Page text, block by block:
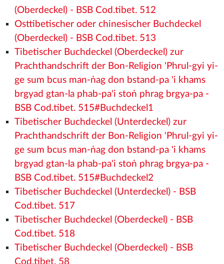
(Oberdeckel) - BSB Cod.tibet. 512
Osttibetischer oder chinesischer Buchdeckel
(Oberdeckel) - BSB Cod.tibet. 513
Tibetischer Buchdeckel (Oberdeckel) zur
Prachthandschrift der Bon-Religion 'Phrul-gyi yi-
ge sum bcus man-ṅag don bstand-pa 'i khams
brgyad gtan-la phab-pa'i stoṅ phrag brgya-pa -
BSB Cod.tibet. 515#Buchdeckel1
Tibetischer Buchdeckel (Unterdeckel) zur
Prachthandschrift der Bon-Religion 'Phrul-gyi yi-
ge sum bcus man-ṅag don bstand-pa 'i khams
brgyad gtan-la phab-pa'i stoṅ phrag brgya-pa -
BSB Cod.tibet. 515#Buchdeckel2
Tibetischer Buchdeckel (Unterdeckel) - BSB
Cod.tibet. 517
Tibetischer Buchdeckel (Oberdeckel) - BSB
Cod.tibet. 518
Tibetischer Buchdeckel (Oberdeckel) - BSB
Cod.tibet. 58